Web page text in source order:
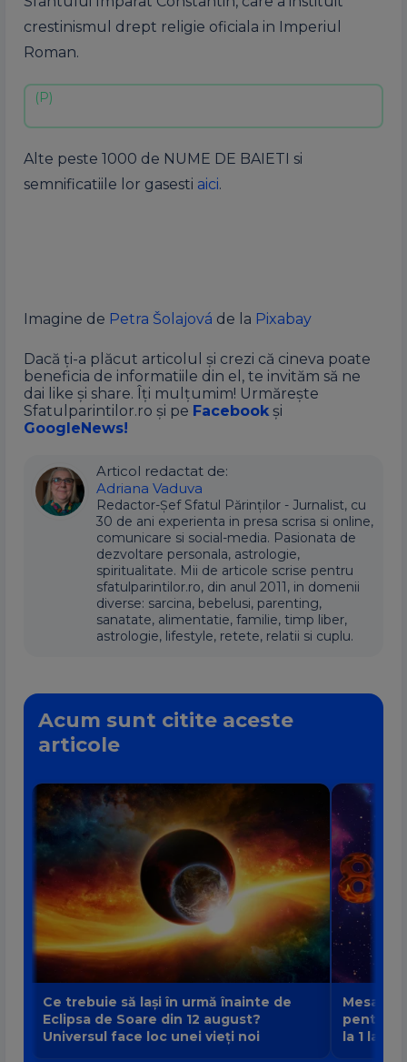
crestinismul drept religie oficiala in Imperiul
Roman.
Alte peste 1000 de NUME DE BAIETI si
semnificatiile lor gasesti aici.
Imagine de Petra Šolajová de la Pixabay
Dacă ți-a plăcut articolul și crezi că cineva poate
beneficia de informatiile din el, te invităm să ne
dai like și share. Îți mulțumim! Urmărește
Sfatulparintilor.ro și pe Facebook și
GoogleNews!
Articol redactat de:
Adriana Vaduva
Redactor-Șef Sfatul Părinților - Jurnalist, cu
30 de ani experienta in presa scrisa si online,
comunicare si social-media. Pasionata de
dezvoltare personala, astrologie,
spiritualitate. Mii de articole scrise pentru
sfatulparintilor.ro, din anul 2011, in domenii
diverse: sarcina, bebelusi, parenting,
sanatate, alimentatie, familie, timp liber,
astrologie, lifestyle, retete, relatii si cuplu.
Acum sunt citite aceste
articole
Ce trebuie să lași în urmă înainte de
Eclipsa de Soare din 12 august?
Universul face loc unei vieți noi
Mesajul
pentru
la 1 la 9